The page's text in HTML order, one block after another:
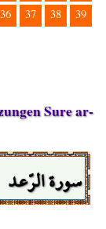
36 37 38
39
Sure ar-
سورة الرّعد